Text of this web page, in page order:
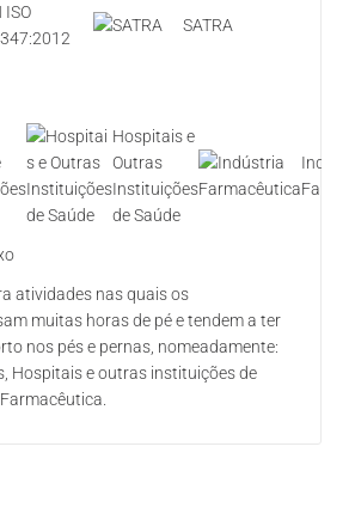
ISO
SATRA
Hospitais e
Outras
Instituições
de Saúde
atividades nas quais os
muitas horas de pé e tendem a ter
nos pés e pernas, nomeadamente:
Hospitais e outras instituições de